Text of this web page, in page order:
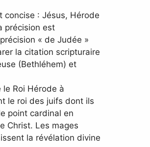
concise : Jésus, Hérode
précision est
« de Judée »
la citation scripturaire
(Bethléhem) et
le Roi Hérode à
le roi des juifs dont ils
point cardinal en
Christ. Les mages
la révélation divine